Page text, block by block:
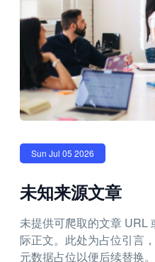
Sun Jul 05 2026
未知来源文章
未提供可爬取的文章 URL
际正文。此处为占位引言
元数据占位以便后续替换。